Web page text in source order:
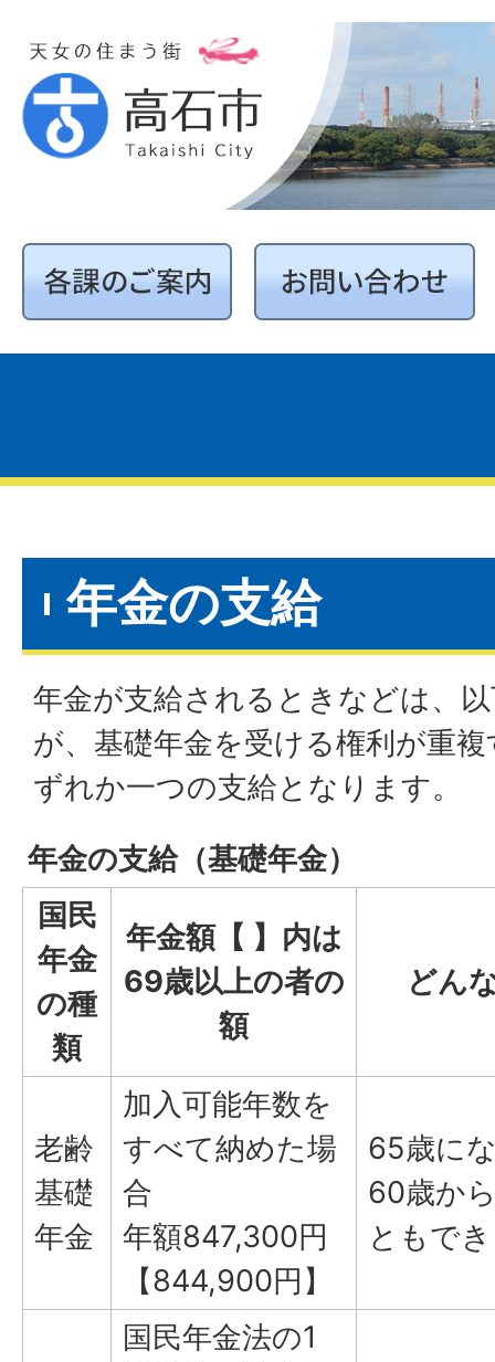
年金の支給
年金が支給されるときなどは、
が、基礎年金を受ける権利が重
ずれか一つの支給となります。
年金の支給（基礎年金）
国民
年金
の種
類
年金額【 】内は
69歳以上の者の
額
どん
老齢
基礎
年金
加入可能年数を
すべて納めた場
合
年額847,300円
【844,900円】
65歳に
60歳か
ともで
国民年金法の1